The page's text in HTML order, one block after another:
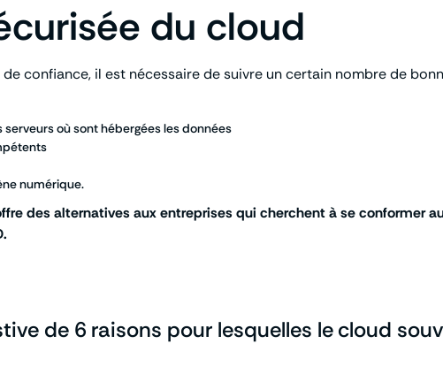
du cloud
confiance, il est nécessaire de suivre un certain nombre de
où sont hébergées les données
numérique.
des alternatives aux entreprises qui cherchent à se conformer
de 6 raisons pour lesquelles le cloud